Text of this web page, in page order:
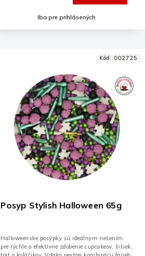
Iba pre prihlásených
Posyp Stylish Halloween 65g
Halloweenske posýpky sú ideálnym riešením
pre rýchle a efektívne zdobenie cupcakeov, šišiek,
Kód: 002725